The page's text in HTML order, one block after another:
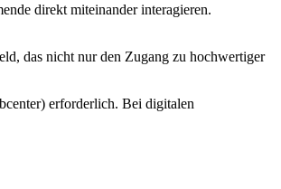
direkt miteinander interagieren.
das nicht nur den Zugang zu hochwertiger
erforderlich. Bei digitalen